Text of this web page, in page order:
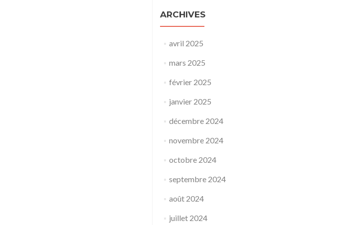
ARCHIVES
avril 2025
mars 2025
février 2025
janvier 2025
décembre 2024
novembre 2024
octobre 2024
septembre 2024
août 2024
juillet 2024